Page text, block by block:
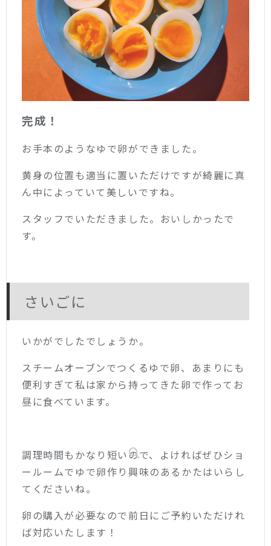
完成！
お手本のようなゆで卵ができました。
黄身の位置も適当に置いただけですが綺麗に真
ん中によっていて美しいですね。
スタッフでいただきました。おいしかったで
す。
さいごに
いかがでしたでしょうか。
スチームオーブンでつくるゆで卵、あまりにも
便利すぎて私は家から持ってきた卵で作ってお
昼に食べています。
調理時間もかなり短いので、よければぜひショ
ールームでゆで卵作り興味のあるかたはいらし
てくださいね。
卵の購入が必要なので前日にご予約いただけれ
ば対応いたします！